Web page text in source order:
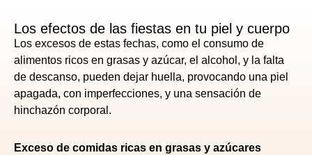
Los efectos de las fiestas en tu piel y cuerpo
Los excesos de estas fechas, como el consumo de
alimentos ricos en grasas y azúcar, el alcohol, y la falta
de descanso, pueden dejar huella, provocando una piel
apagada, con imperfecciones, y una sensación de
hinchazón corporal.
Exceso de comidas ricas en grasas y azúcares